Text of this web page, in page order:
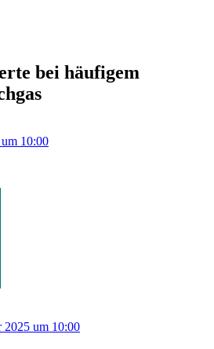
bei häufigem
10:00
2025 um 10:00